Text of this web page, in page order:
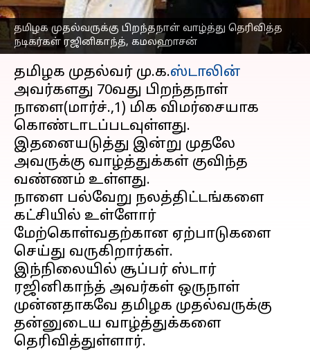
தமிழக முதல்வருக்கு பிறந்தநாள் வாழ்த்து தெரிவித்த
நடிகர்கள் ரஜினிகாந்த், கமலஹாசன்
எழுதியவர் Nivetha P Feb 28, 2023
செய்தி முன்னோட்டம்
தமிழக முதல்வர் மு.க.ஸ்டாலின்
அவர்களது 70வது பிறந்தநாள்
நாளை(மார்ச்.,1) மிக விமர்சையாக
கொண்டாடப்படவுள்ளது.
இதனையடுத்து இன்று முதலே
அவருக்கு வாழ்த்துக்கள் குவிந்த
வண்ணம் உள்ளது.
நாளை பல்வேறு நலத்திட்டங்களை
கட்சியில் உள்ளோர்
மேற்கொள்வதற்கான ஏற்பாடுகளை
செய்து வருகிறார்கள்.
இந்நிலையில் சூப்பர் ஸ்டார்
ரஜினிகாந்த் அவர்கள் ஒருநாள்
முன்னதாகவே தமிழக முதல்வருக்கு
தன்னுடைய வாழ்த்துக்களை
தெரிவித்துள்ளார்.